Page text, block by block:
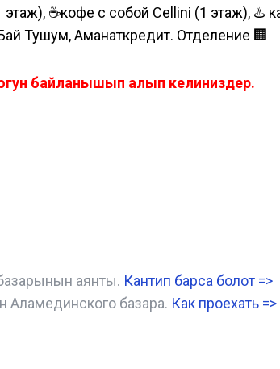
☕кофе с собой Cellini (1 этаж), ♨️
Тушум, Аманаткредит. Отделение 🏢
байланышып алып келиниздер.
аянты. Кантип барса болот =>
Аламединского базара. Как проехать =>